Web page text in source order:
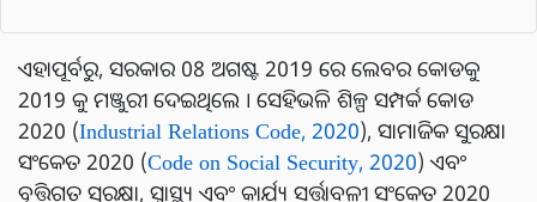
ଏହାପୂର୍ବରୁ, ସରକାର 08 ଅଗଷ୍ଟ 2019 ରେ ଲେବର କୋଡକୁ
2019 କୁ ମଞ୍ଜୁରୀ ଦେଇଥିଲେ । ସେହିଭଳି ଶିଳ୍ପ ସମ୍ପର୍କ କୋଡ
2020 (Industrial Relations Code, 2020), ସାମାଜିକ ସୁରକ୍ଷା
ସଂକେତ 2020 (Code on Social Security, 2020) ଏବଂ
ବୃତ୍ତିଗତ ସୁରକ୍ଷା, ସ୍ୱାସ୍ଥ୍ୟ ଏବଂ କାର୍ଯ୍ୟ ସର୍ତ୍ତାବଳୀ ସଂକେତ 2020